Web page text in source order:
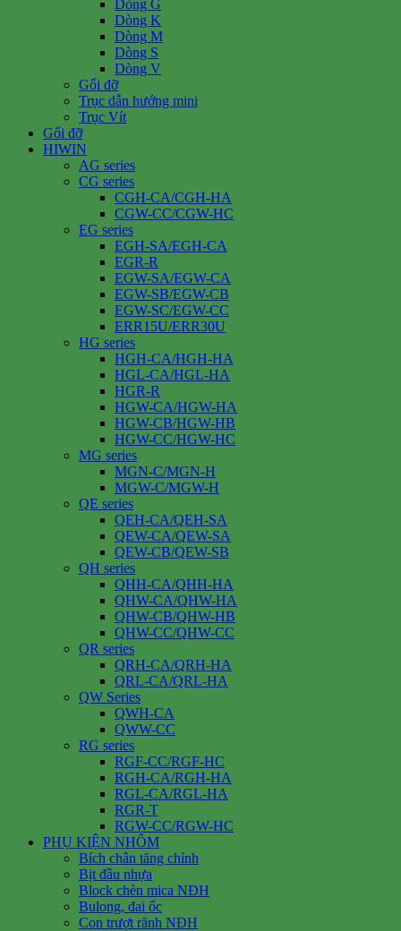
Dòng G
Dòng K
Dòng M
Dòng S
Dòng V
Gối đỡ
Trục dẫn hướng mini
Trục Vít
Gối đỡ
HIWIN
AG series
CG series
CGH-CA/CGH-HA
CGW-CC/CGW-HC
EG series
EGH-SA/EGH-CA
EGR-R
EGW-SA/EGW-CA
EGW-SB/EGW-CB
EGW-SC/EGW-CC
ERR15U/ERR30U
HG series
HGH-CA/HGH-HA
HGL-CA/HGL-HA
HGR-R
HGW-CA/HGW-HA
HGW-CB/HGW-HB
HGW-CC/HGW-HC
MG series
MGN-C/MGN-H
MGW-C/MGW-H
QE series
QEH-CA/QEH-SA
QEW-CA/QEW-SA
QEW-CB/QEW-SB
QH series
QHH-CA/QHH-HA
QHW-CA/QHW-HA
QHW-CB/QHW-HB
QHW-CC/QHW-CC
QR series
QRH-CA/QRH-HA
QRL-CA/QRL-HA
QW Series
QWH-CA
QWW-CC
RG series
RGF-CC/RGF-HC
RGH-CA/RGH-HA
RGL-CA/RGL-HA
RGR-T
RGW-CC/RGW-HC
PHỤ KIỆN NHÔM
Bích chân tăng chỉnh
Bịt đầu nhựa
Block chèn mica NĐH
Bulong, đai ốc
Con trượt rãnh NĐH